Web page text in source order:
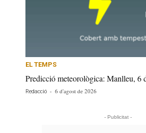
EL TEMPS
Predicció meteorològica: Manlleu, 6
Redacció - 6 d'agost de 2026
- Publicitat -